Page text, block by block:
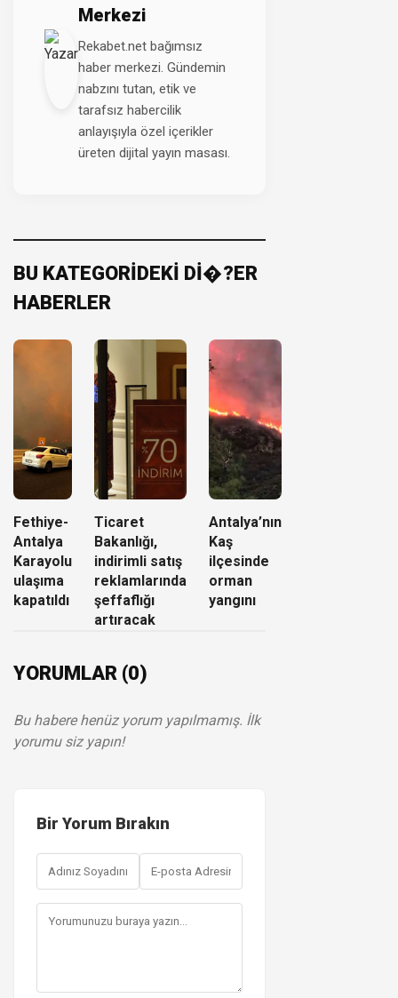
Merkezi
Rekabet.net bağımsız
haber merkezi. Gündemin
nabzını tutan, etik ve
tarafsız habercilik
anlayışıyla özel içerikler
üreten dijital yayın masası.
BU KATEGORİDEKİ Dİ�?ER
HABERLER
Fethiye-
Antalya
Karayolu
ulaşıma
kapatıldı
Ticaret
Bakanlığı,
indirimli satış
reklamlarında
şeffaflığı
artıracak
Antalya’nın
Kaş
ilçesinde
orman
yangını
YORUMLAR (0)
Bu habere henüz yorum yapılmamış. İlk
yorumu siz yapın!
Bir Yorum Bırakın